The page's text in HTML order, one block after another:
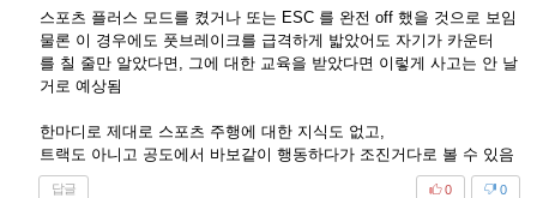
스포츠 플러스 모드를 켰거나 또는 ESC 를 완전 off 했을 것으로 보임
물론 이 경우에도 풋브레이크를 급격하게 밟았어도 자기가 카운터
를 칠 줄만 알았다면, 그에 대한 교육을 받았다면 이렇게 사고는 안 날
거로 예상됨
한마디로 제대로 스포츠 주행에 대한 지식도 없고,
트랙도 아니고 공도에서 바보같이 행동하다가 조진거다로 볼 수 있음
답글 0
0